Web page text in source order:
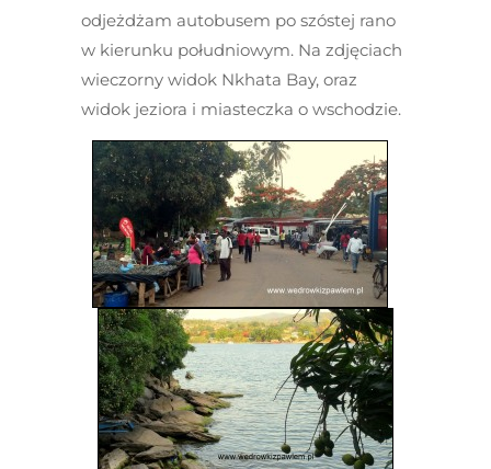
odjeżdżam autobusem po szóstej rano
w kierunku południowym. Na zdjęciach
wieczorny widok Nkhata Bay, oraz
widok jeziora i miasteczka o wschodzie.